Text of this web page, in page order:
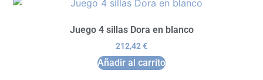
Juego 4 sillas Dora en blanco
212,42€
Añadir al carrito